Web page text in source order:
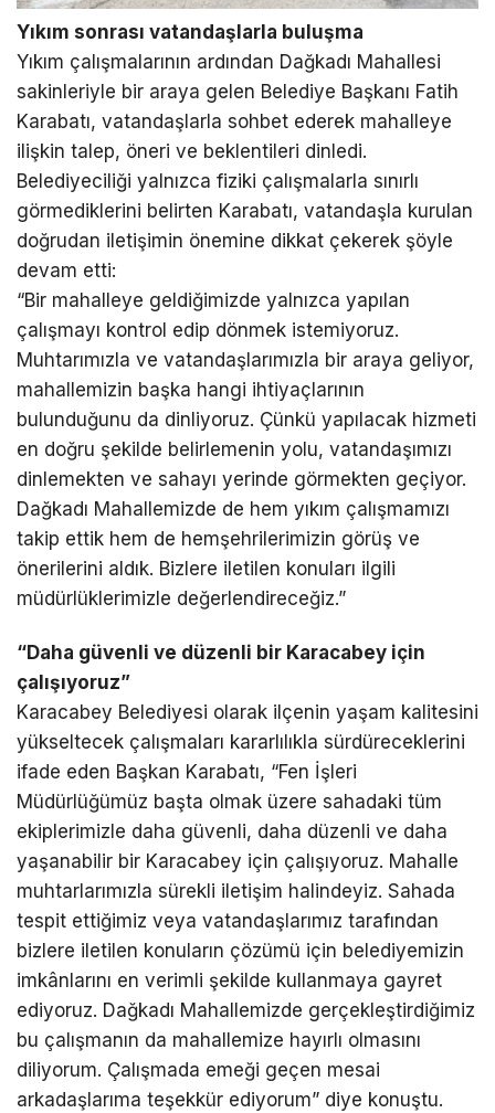
Yıkım sonrası vatandaşlarla buluşma
Yıkım çalışmalarının ardından Dağkadı Mahallesi
sakinleriyle bir araya gelen Belediye Başkanı Fatih
Karabatı, vatandaşlarla sohbet ederek mahalleye
ilişkin talep, öneri ve beklentileri dinledi.
Belediyeciliği yalnızca fiziki çalışmalarla sınırlı
görmediklerini belirten Karabatı, vatandaşla kurulan
doğrudan iletişimin önemine dikkat çekerek şöyle
devam etti:
“Bir mahalleye geldiğimizde yalnızca yapılan
çalışmayı kontrol edip dönmek istemiyoruz.
Muhtarımızla ve vatandaşlarımızla bir araya geliyor,
mahallemizin başka hangi ihtiyaçlarının
bulunduğunu da dinliyoruz. Çünkü yapılacak hizmeti
en doğru şekilde belirlemenin yolu, vatandaşımızı
dinlemekten ve sahayı yerinde görmekten geçiyor.
Dağkadı Mahallemizde de hem yıkım çalışmamızı
takip ettik hem de hemşehrilerimizin görüş ve
önerilerini aldık. Bizlere iletilen konuları ilgili
müdürlüklerimizle değerlendireceğiz.”
“Daha güvenli ve düzenli bir Karacabey için
çalışıyoruz”
Karacabey Belediyesi olarak ilçenin yaşam kalitesini
yükseltecek çalışmaları kararlılıkla sürdüreceklerini
ifade eden Başkan Karabatı, “Fen İşleri
Müdürlüğümüz başta olmak üzere sahadaki tüm
ekiplerimizle daha güvenli, daha düzenli ve daha
yaşanabilir bir Karacabey için çalışıyoruz. Mahalle
muhtarlarımızla sürekli iletişim halindeyiz. Sahada
tespit ettiğimiz veya vatandaşlarımız tarafından
bizlere iletilen konuların çözümü için belediyemizin
imkânlarını en verimli şekilde kullanmaya gayret
ediyoruz. Dağkadı Mahallemizde gerçekleştirdiğimiz
bu çalışmanın da mahallemize hayırlı olmasını
diliyorum. Çalışmada emeği geçen mesai
arkadaşlarıma teşekkür ediyorum” diye konuştu.